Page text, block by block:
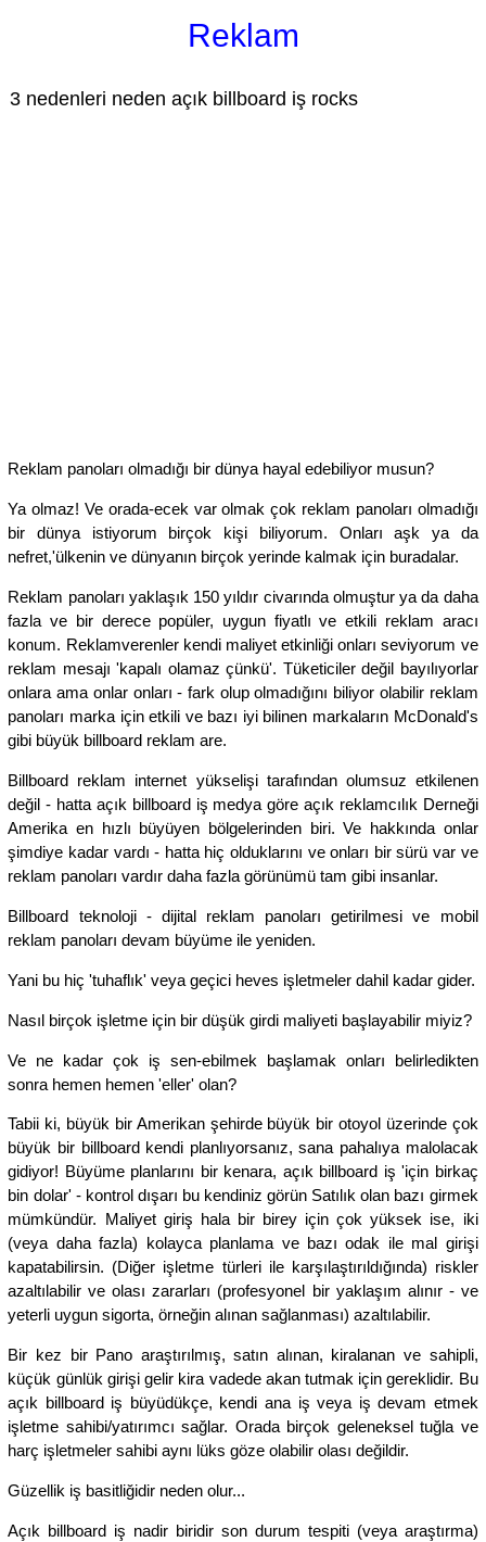
Reklam
3 nedenleri neden açık billboard iş rocks
Reklam panoları olmadığı bir dünya hayal edebiliyor musun?
Ya olmaz! Ve orada-ecek var olmak çok reklam panoları olmadığı
bir dünya istiyorum birçok kişi biliyorum. Onları aşk ya da
nefret,'ülkenin ve dünyanın birçok yerinde kalmak için buradalar.
Reklam panoları yaklaşık 150 yıldır civarında olmuştur ya da daha
fazla ve bir derece popüler, uygun fiyatlı ve etkili reklam aracı
konum. Reklamverenler kendi maliyet etkinliği onları seviyorum ve
reklam mesajı 'kapalı olamaz çünkü'. Tüketiciler değil bayılıyorlar
onlara ama onlar onları - fark olup olmadığını biliyor olabilir reklam
panoları marka için etkili ve bazı iyi bilinen markaların McDonald's
gibi büyük billboard reklam are.
Billboard reklam internet yükselişi tarafından olumsuz etkilenen
değil - hatta açık billboard iş medya göre açık reklamcılık Derneği
Amerika en hızlı büyüyen bölgelerinden biri. Ve hakkında onlar
şimdiye kadar vardı - hatta hiç olduklarını ve onları bir sürü var ve
reklam panoları vardır daha fazla görünümü tam gibi insanlar.
Billboard teknoloji - dijital reklam panoları getirilmesi ve mobil
reklam panoları devam büyüme ile yeniden.
Yani bu hiç 'tuhaflık' veya geçici heves işletmeler dahil kadar gider.
Nasıl birçok işletme için bir düşük girdi maliyeti başlayabilir miyiz?
Ve ne kadar çok iş sen-ebilmek başlamak onları belirledikten
sonra hemen hemen 'eller' olan?
Tabii ki, büyük bir Amerikan şehirde büyük bir otoyol üzerinde çok
büyük bir billboard kendi planlıyorsanız, sana pahalıya malolacak
gidiyor! Büyüme planlarını bir kenara, açık billboard iş 'için birkaç
bin dolar' - kontrol dışarı bu kendiniz görün Satılık olan bazı girmek
mümkündür. Maliyet giriş hala bir birey için çok yüksek ise, iki
(veya daha fazla) kolayca planlama ve bazı odak ile mal girişi
kapatabilirsin. (Diğer işletme türleri ile karşılaştırıldığında) riskler
azaltılabilir ve olası zararları (profesyonel bir yaklaşım alınır - ve
yeterli uygun sigorta, örneğin alınan sağlanması) azaltılabilir.
Bir kez bir Pano araştırılmış, satın alınan, kiralanan ve sahipli,
küçük günlük girişi gelir kira vadede akan tutmak için gereklidir. Bu
açık billboard iş büyüdükçe, kendi ana iş veya iş devam etmek
işletme sahibi/yatırımcı sağlar. Orada birçok geleneksel tuğla ve
harç işletmeler sahibi aynı lüks göze olabilir olası değildir.
Güzellik iş basitliğidir neden olur...
Açık billboard iş nadir biridir son durum tespiti (veya araştırma)